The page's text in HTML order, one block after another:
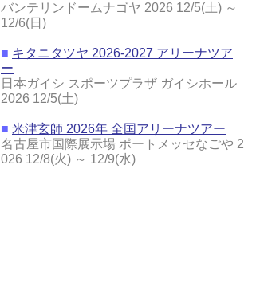
バンテリンドームナゴヤ 2026 12/5(土) ～
12/6(日)
■ キタニタツヤ 2026-2027 アリーナツア
ー
日本ガイシ スポーツプラザ ガイシホール
2026 12/5(土)
■ 米津玄師 2026年 全国アリーナツアー
名古屋市国際展示場 ポートメッセなごや 2
026 12/8(火) ～ 12/9(水)